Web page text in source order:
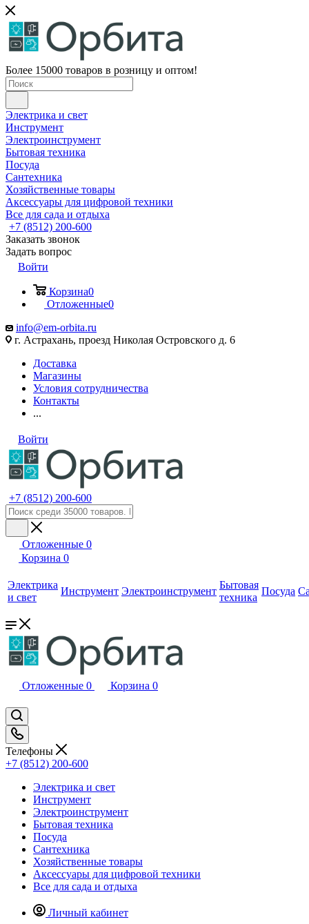
Более 15000 товаров в розницу и оптом!
Электрика и свет
Инструмент
Электроинструмент
Бытовая техника
Посуда
Сантехника
Хозяйственные товары
Аксессуары для цифровой техники
Все для сада и отдыха
+7 (8512) 200-600
Заказать звонок
Задать вопрос
Войти
Корзина0
Отложенные0
info@em-orbita.ru
г. Астрахань, проезд Николая Островского д. 6
Доставка
Магазины
Условия сотрудничества
Контакты
...
Войти
+7 (8512) 200-600
Отложенные 0
Корзина 0
Электрика
и свет
Инструмент Электроинструмент
Бытовая
техника
Посуда
Отложенные 0 Корзина 0
Телефоны
+7 (8512) 200-600
Электрика и свет
Инструмент
Электроинструмент
Бытовая техника
Посуда
Сантехника
Хозяйственные товары
Аксессуары для цифровой техники
Все для сада и отдыха
Личный кабинет